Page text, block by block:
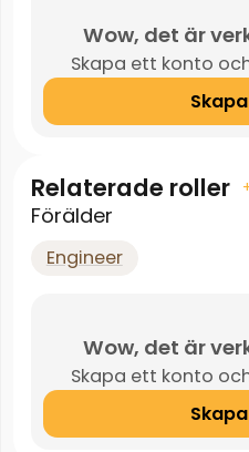
Wow, det är
Skapa ett konto
Relaterade roller
Förälder
Engineer
Wow, det är
Skapa ett konto